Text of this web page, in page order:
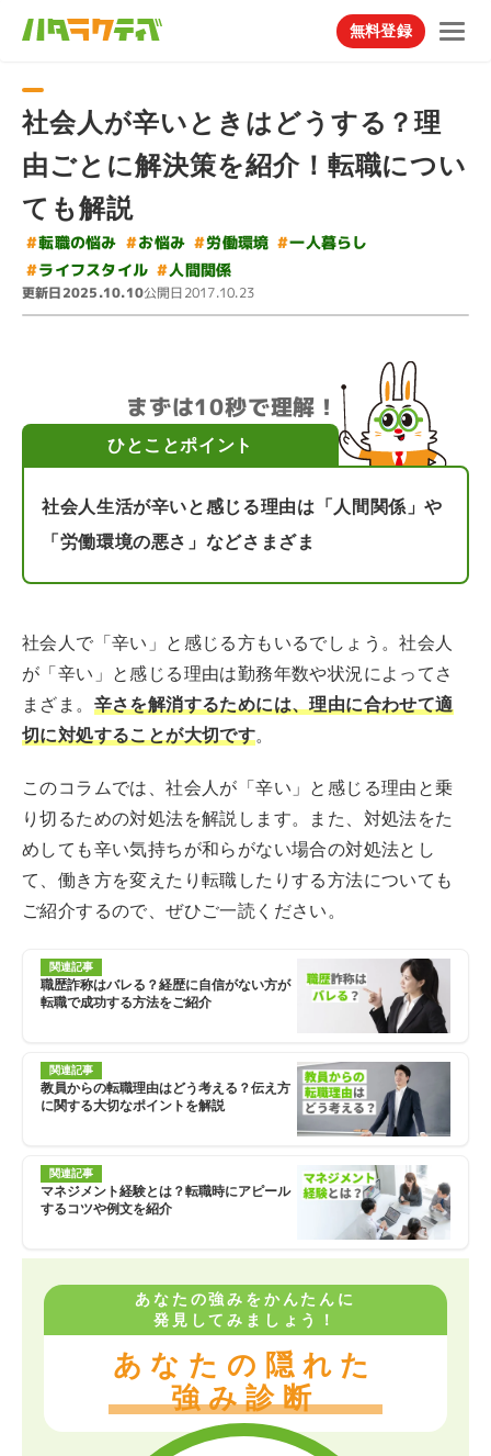
無料登録
社会人が辛いときはどうする？理
由ごとに解決策を紹介！転職につい
ても解説
#転職の悩み #お悩み #労働環境 #一人暮らし
#ライフスタイル #人間関係
更新日2025.10.10公開日2017.10.23
まずは10秒で理解！
ひとことポイント
社会人生活が辛いと感じる理由は「人間関係」や
「労働環境の悪さ」などさまざま
社会人で「辛い」と感じる方もいるでしょう。社会人
が「辛い」と感じる理由は勤務年数や状況によってさ
まざま。 辛さを解消するためには、理由に合わせて適
切に対処することが大切です。
このコラムでは、社会人が「辛い」と感じる理由と乗
り切るための対処法を解説します。また、対処法をた
めしても辛い気持ちが和らがない場合の対処法とし
て、働き方を変えたり転職したりする方法についても
ご紹介するので、ぜひご一読ください。
関連記事
職歴詐称はバレる？経歴に自信がない方が
転職で成功する方法をご紹介
関連記事
教員からの転職理由はどう考える？伝え方
に関する大切なポイントを解説
関連記事
マネジメント経験とは？転職時にアピール
するコツや例文を紹介
あなたの強みをかんたんに
発見してみましょう！
あなたの隠れた
強み診断